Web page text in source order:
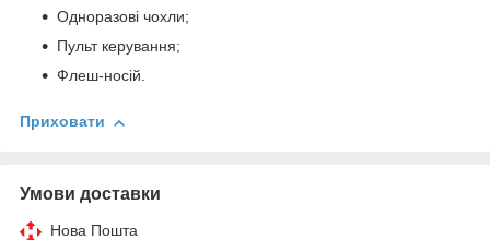
Одноразові чохли;
Пульт керування;
Флеш-носій.
Приховати
Умови доставки
Нова Пошта